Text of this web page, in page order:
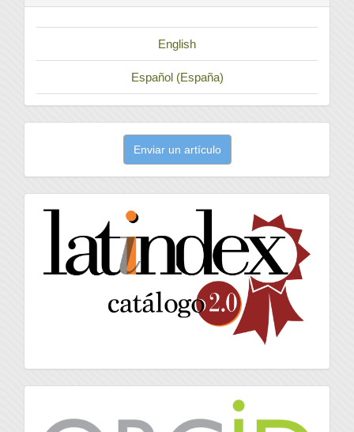
English
Español (España)
artículo
Enviar un artículo
latindex